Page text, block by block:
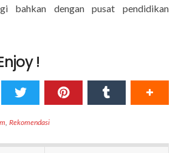
bahkan dengan pusat pendidikan
!
,Rekomendasi